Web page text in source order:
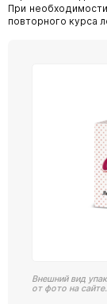
При
повторного курса
Внешний вид
от фото на сайте.